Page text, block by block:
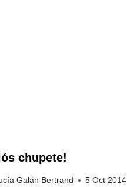
chupete!
Galán Bertrand 5 Oct 2014